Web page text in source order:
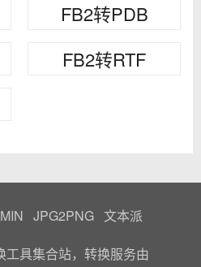
FB2转PDB
FB2转RTF
JPG2PNG 文本派
工具集合站，转换服务由